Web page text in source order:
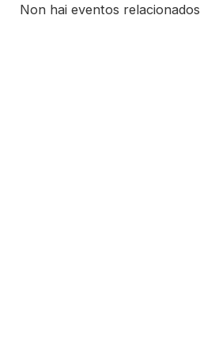
Non hai eventos relacionados